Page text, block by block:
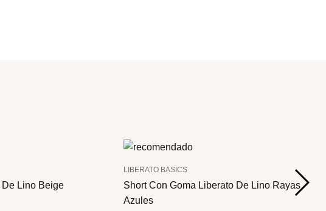
Lino Beige
LIBERATO BASICS
Short Con Goma Liberato De Lino Rayas
Azules